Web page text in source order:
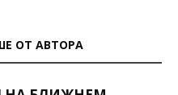
ОТ АВТОРА